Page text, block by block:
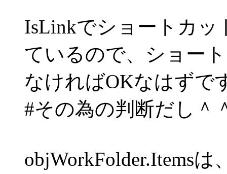
IsLinkでショートカ
ているので、ショー
なければOKなはずで
#その為の判断だし＾
objWorkFolder.Itemsは